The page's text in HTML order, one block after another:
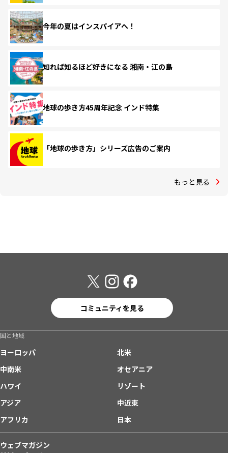
今年の夏はインスパイアへ！
知れば知るほど好きになる 湘南・江の島
地球の歩き方45周年記念 インド特集
「地球の歩き方」シリーズ広告のご案内
もっと見る
コミュニティを見る
国と地域
ヨーロッパ
北米
中南米
オセアニア
ハワイ
リゾート
アジア
中近東
アフリカ
日本
ウェブマガジン